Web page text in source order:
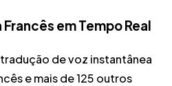
Francês em Tempo Real
de voz instantânea
e mais de 125 outros